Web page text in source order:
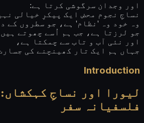
اور وجدان سرگوشی کرتا ہے:
نساجِ نجوم محض ایک پیکرِ خیالی
وہ خود وہ 'نظام' ہے، جو سطروں کے
جو لرزتا ہے، جب ہم اُسے چھوتے
اور نئی آب و تاب سے چمکتا ہے،
جہاں ہم ایک تار کھینچنے کی
Introduction
لیورا اور نساجِ
فلسفیانہ سفر